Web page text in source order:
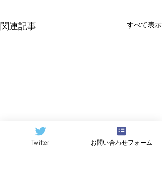
関連記事 すべて表示
Twitter お問い合わせフォーム